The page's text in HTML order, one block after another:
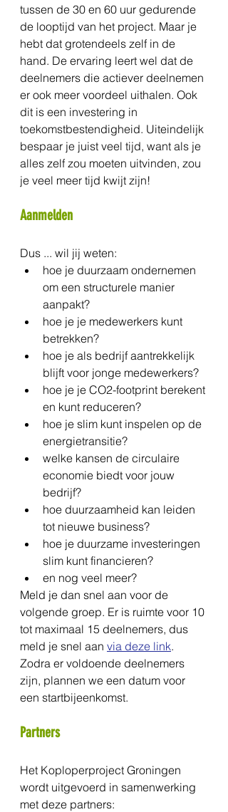
tussen de 30 en 60 uur gedurende
de looptijd van het project. Maar je
hebt dat grotendeels zelf in de
hand. De ervaring leert wel dat de
deelnemers die actiever deelnemen
er ook meer voordeel uithalen. Ook
dit is een investering in
toekomstbestendigheid. Uiteindelijk
bespaar je juist veel tijd, want als je
alles zelf zou moeten uitvinden, zou
je veel meer tijd kwijt zijn!
Aanmelden
Dus ... wil jij weten:
hoe je duurzaam ondernemen
om een structurele manier
aanpakt?
hoe je je medewerkers kunt
betrekken?
hoe je als bedrijf aantrekkelijk
blijft voor jonge medewerkers?
hoe je je CO2-footprint berekent
en kunt reduceren?
hoe je slim kunt inspelen op de
energietransitie?
welke kansen de circulaire
economie biedt voor jouw
bedrijf?
hoe duurzaamheid kan leiden
tot nieuwe business?
hoe je duurzame investeringen
slim kunt financieren?
en nog veel meer?
Meld je dan snel aan voor de
volgende groep. Er is ruimte voor 10
tot maximaal 15 deelnemers, dus
meld je snel aan via deze link.
Zodra er voldoende deelnemers
zijn, plannen we een datum voor
een startbijeenkomst.
Partners
Het Koploperproject Groningen
wordt uitgevoerd in samenwerking
met deze partners: